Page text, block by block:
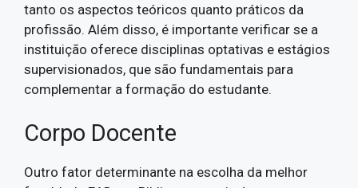
tanto os aspectos teóricos quanto práticos da
profissão. Além disso, é importante verificar se a
instituição oferece disciplinas optativas e estágios
supervisionados, que são fundamentais para
complementar a formação do estudante.
Corpo Docente
Outro fator determinante na escolha da melhor